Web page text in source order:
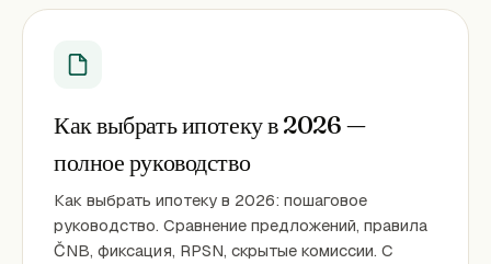
Как выбрать ипотеку в 2026 —
полное руководство
Как выбрать ипотеку в 2026: пошаговое
руководство. Сравнение предложений, правила
ČNB, фиксация, RPSN, скрытые комиссии. С